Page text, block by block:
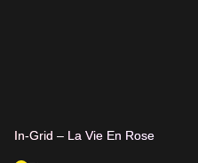
In-Grid – La Vie En Rose